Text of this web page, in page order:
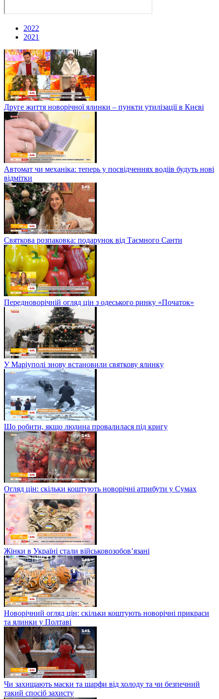
2022
2021
Друге життя новорічної ялинки – пункти утилізації в Києві
Автомат чи механіка: теперь у посвідченнях водіів будуть нові
відмітки
Святкова розпаковка: подарунок від Таємного Санти
Передноворічній огляд цін з одеського ринку «Початок»
У Маріуполі знову встановили святкову ялинку
Що робити, якщо людина провалилася під кригу
Огляд цін: скільки коштують новорічні атрибути у Сумах
Жінки в Україні стали військовозобов’язані
Новорічний огляд цін: скільки коштують новорічні прикраси
та ялинки у Полтаві
Чи захищають маски та шарфи від холоду та чи безпечний
такий спосіб захисту